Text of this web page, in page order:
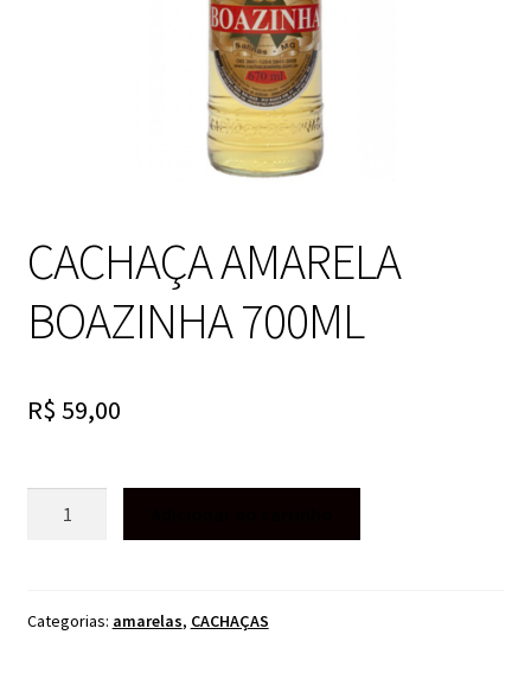
CACHAÇA AMARELA
BOAZINHA 700ML
R$ 59,00
quantidade
Categorias: amarelas, CACHAÇAS